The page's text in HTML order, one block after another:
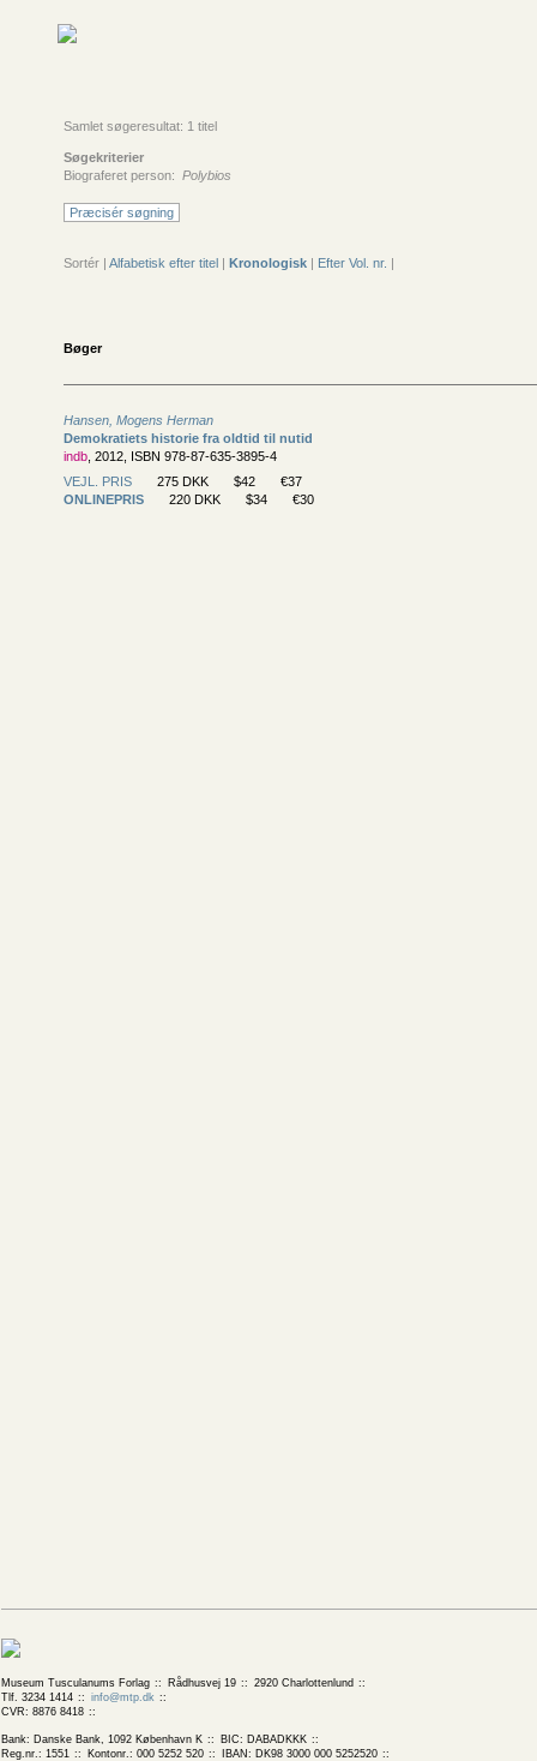
Samlet søgeresultat: 1 titel
Søgekriterier
Biograferet person: Polybios
Præcisér søgning
Sortér | Alfabetisk efter titel | Kronologisk | Efter Vol. nr. |
Bøger
Hansen, Mogens Herman
Demokratiets historie fra oldtid til nutid
indb , 2012, ISBN 978-87-635-3895-4
VEJL. PRIS
275 DKK $42
€37
ONLINEPRIS
220 DKK $34 €30
Museum Tusculanums Forlag Rådhusvej 19
2920 Charlottenlund
Tlf. 3234 1414
info@mtp.dk
CVR: 8876 8418
Bank: Danske Bank, 1092 København K
BIC: DABADKKK
Reg.nr.: 1551
Kontonr.: 000 5252 520 IBAN: DK98 3000 000 5252520